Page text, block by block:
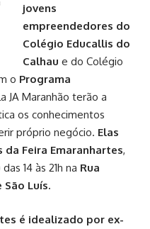
jovens
empreendedores do
Colégio Educallis do
Calhau e do Colégio
o Programa
JA Maranhão terão a
os conhecimentos
próprio negócio. Elas
Feira Emaranhartes,
14 às 21h na Rua
Luís.
é idealizado por ex-